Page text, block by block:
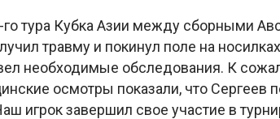
тура Кубка Азии между сборными
травму и покинул поле на
необходимые обследования. К
осмотры показали, что Сергеев
игрок завершил свое участие в